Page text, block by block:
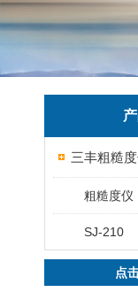
三丰粗糙
粗糙度仪
SJ-210
点